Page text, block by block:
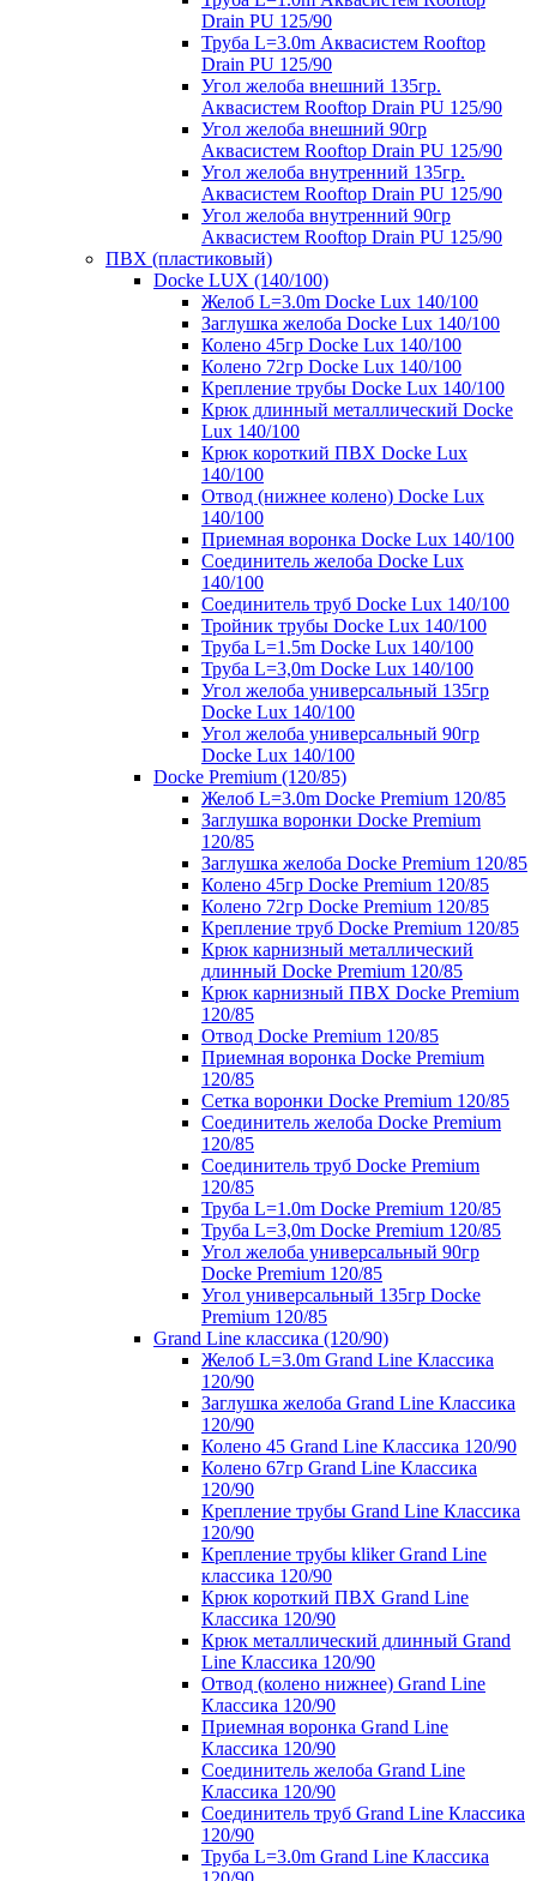
Drain PU 125/90
Труба L=3.0m Аквасистем Rooftop
Drain PU 125/90
Угол желоба внешний 135гр.
Аквасистем Rooftop Drain PU 125/90
Угол желоба внешний 90гр
Аквасистем Rooftop Drain PU 125/90
Угол желоба внутренний 135гр.
Аквасистем Rooftop Drain PU 125/90
Угол желоба внутренний 90гр
Аквасистем Rooftop Drain PU 125/90
ПВХ (пластиковый)
Docke LUX (140/100)
Желоб L=3.0m Docke Lux 140/100
Заглушка желоба Docke Lux 140/100
Колено 45гр Docke Lux 140/100
Колено 72гр Docke Lux 140/100
Крепление трубы Docke Lux 140/100
Крюк длинный металлический Docke
Lux 140/100
Крюк короткий ПВХ Docke Lux
140/100
Отвод (нижнее колено) Docke Lux
140/100
Приемная воронка Docke Lux 140/100
Соединитель желоба Docke Lux
140/100
Соединитель труб Docke Lux 140/100
Тройник трубы Docke Lux 140/100
Труба L=1.5m Docke Lux 140/100
Труба L=3,0m Docke Lux 140/100
Угол желоба универсальный 135гр
Docke Lux 140/100
Угол желоба универсальный 90гр
Docke Lux 140/100
Docke Premium (120/85)
Желоб L=3.0m Docke Premium 120/85
Заглушка воронки Docke Premium
120/85
Заглушка желоба Docke Premium 120/85
Колено 45гр Docke Premium 120/85
Колено 72гр Docke Premium 120/85
Крепление труб Docke Premium 120/85
Крюк карнизный металлический
длинный Docke Premium 120/85
Крюк карнизный ПВХ Docke Premium
120/85
Отвод Docke Premium 120/85
Приемная воронка Docke Premium
120/85
Сетка воронки Docke Premium 120/85
Соединитель желоба Docke Premium
120/85
Соединитель труб Docke Premium
120/85
Труба L=1.0m Docke Premium 120/85
Труба L=3,0m Docke Premium 120/85
Угол желоба универсальный 90гр
Docke Premium 120/85
Угол универсальный 135гр Docke
Premium 120/85
Grand Line классика (120/90)
Желоб L=3.0m Grand Line Классика
120/90
Заглушка желоба Grand Line Классика
120/90
Колено 45 Grand Line Классика 120/90
Колено 67гр Grand Line Классика
120/90
Крепление трубы Grand Line Классика
120/90
Крепление трубы kliker Grand Line
классика 120/90
Крюк короткий ПВХ Grand Line
Классика 120/90
Крюк металлический длинный Grand
Line Классика 120/90
Отвод (колено нижнее) Grand Line
Классика 120/90
Приемная воронка Grand Line
Классика 120/90
Соединитель желоба Grand Line
Классика 120/90
Соединитель труб Grand Line Классика
120/90
Труба L=3.0m Grand Line Классика